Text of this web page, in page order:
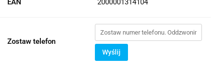
Zostaw telefon
Wyślij